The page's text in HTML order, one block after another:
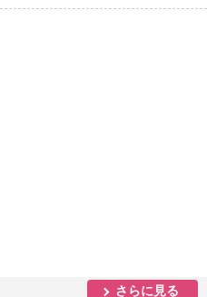
さらに見る